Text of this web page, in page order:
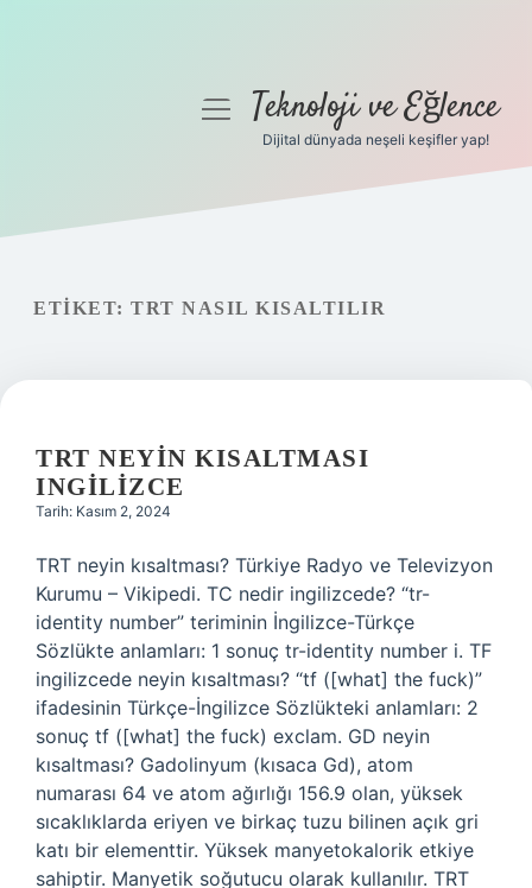
Gizlilik Politikası
menüyüTeknoloji ve Eğlence
Dijital dünyada neşeli keşifler yap!
ETIKET: TRT NASIL KISALTILIR
TRT NEYIN KISALTMASI
INGILIZCE
Tarih: Kasım 2, 2024
TRT neyin kısaltması? Türkiye Radyo ve Televizyon
Kurumu – Vikipedi. TC nedir ingilizcede? “tr-
identity number” teriminin İngilizce-Türkçe
Sözlükte anlamları: 1 sonuç tr-identity number i. TF
ingilizcede neyin kısaltması? “tf ([what] the fuck)”
ifadesinin Türkçe-İngilizce Sözlükteki anlamları: 2
sonuç tf ([what] the fuck) exclam. GD neyin
kısaltması? Gadolinyum (kısaca Gd), atom
numarası 64 ve atom ağırlığı 156.9 olan, yüksek
sıcaklıklarda eriyen ve birkaç tuzu bilinen açık gri
katı bir elementtir. Yüksek manyetokalorik etkiye
sahiptir. Manyetik soğutucu olarak kullanılır. TRT